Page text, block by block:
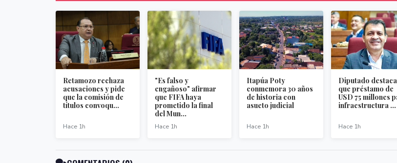
Retamozo rechaza
acusaciones y pide
que la comisión de
títulos convoqu...
Hace 1h
"Es falso y
engañoso" afirmar
que FIFA haya
prometido la final
del Mun...
Hace 1h
Itapúa Poty
conmemora 30 años
de historia con
asueto judicial
Hace 1h
Diputado destaca
que préstamo de
USD 75 millones
infraestructura ...
Hace 1h